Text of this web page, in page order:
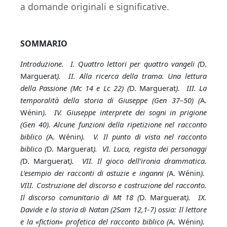
a domande originali e significative.
SOMMARIO
Introduzione. I. Quattro lettori per quattro vangeli (D.
Marguerat). II. Alla ricerca della trama. Una lettura
della Passione (Mc 14 e Lc 22) (D. Marguerat). III. La
temporalità della storia di Giuseppe (Gen 37–50) (A.
Wénin). IV. Giuseppe interprete dei sogni in prigione
(Gen 40). Alcune funzioni della ripetizione nel racconto
biblico (A. Wénin). V. Il punto di vista nel racconto
biblico (D. Marguerat). VI. Luca, regista dei personaggi
(D. Marguerat). VII. Il gioco dell’ironia drammatica.
L’esempio dei racconti di astuzie e inganni (A. Wénin).
VIII. Costruzione del discorso e costruzione del racconto.
Il discorso comunitario di Mt 18 (D. Marguerat). IX.
Davide e la storia di Natan (2Sam 12,1-7) ossia: Il lettore
e la «fiction» profetica del racconto biblico (A. Wénin).